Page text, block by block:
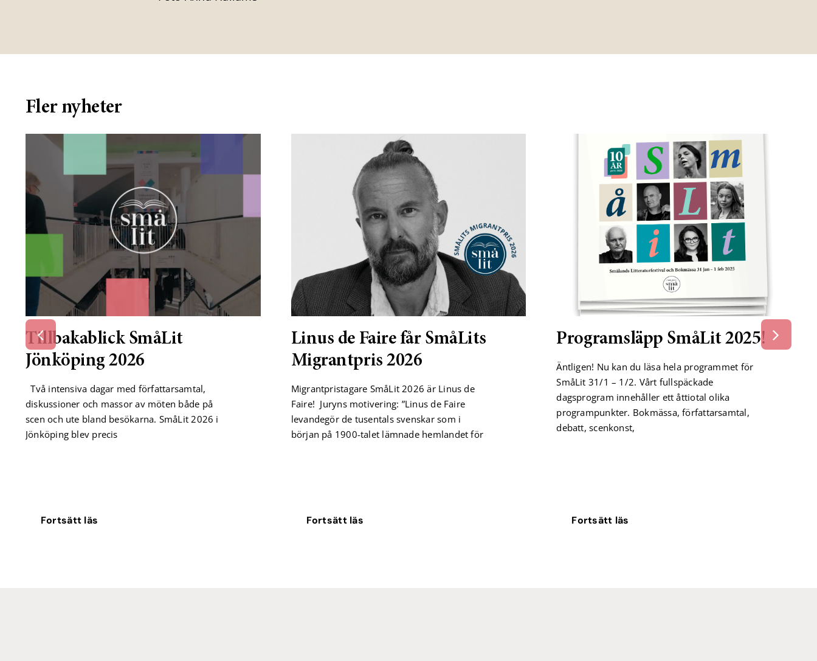
Fler nyheter
Tillbakablick SmåLit
Jönköping 2026
Två intensiva dagar med författarsamtal,
diskussioner och massor av möten både på
scen och ute bland besökarna. SmåLit 2026 i
Jönköping blev precis
Fortsätt läs
Linus de Faire får SmåLits
Migrantpris 2026
Migrantpristagare SmåLit 2026 är Linus de
Faire! Juryns motivering: ”Linus de Faire
levandegör de tusentals svenskar som i
början på 1900-talet lämnade hemlandet för
Fortsätt läs
Programsläpp SmåLit 2025!
Äntligen! Nu kan du läsa hela programmet för
SmåLit 31/1 – 1/2. Vårt fullspäckade
dagsprogram innehåller ett åttiotal olika
programpunkter. Bokmässa, författarsamtal,
debatt, scenkonst,
Fortsätt läs